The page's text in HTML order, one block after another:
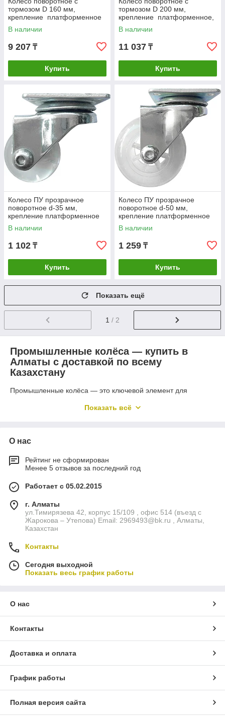
тормозом D 160 мм,
крепление платформенное
Сибртех
В наличии
9 207 ₸
Купить
тормозом D 200 мм,
крепление платформенное,
большегрузное Сибртех
В наличии
11 037 ₸
Купить
Колесо ПУ прозрачное
поворотное d-35 мм,
крепление платформенное
Сибртех
В наличии
1 102 ₸
Купить
Колесо ПУ прозрачное
поворотное d-50 мм,
крепление платформенное
Сибртех
В наличии
1 259 ₸
Купить
Показать ещё
1 / 2
Промышленные колёса — купить в
Алматы с доставкой по всему
Казахстану
Промышленные колёса — это ключевой элемент для
производственного оборудования. У нас вы можете
ресурса эксплуатации.
платформ, станков и оборудования
интенсивные нагрузки и ежедневное использование. Все
позиции подобраны с учётом реальных условий
эксплуатации — от складов и СТО до производственных
цехов и торговых залов.
Какие промышленные колёса вы
найдёте у нас
В ассортименте представлены:
высокой манёвренности;
промышленные колёса с тормозом
надёжной фиксации оборудования;
грузоподъёмные колёса
платформ;
колёса разного диаметра для ровных и неровных
Всеколёса промышленного назначения
Преимущества промышленных колёс
Показать всё
О нас
Рейтинг не сформирован
Менее 5 отзывов за последний год
Работает с 05.02.2015
г. Алматы
ул.Тимирязева 42, корпус 15/109 , офис 514 (въезд с
Жарокова – Утепова) Email: 2969493@bk.ru , Алматы,
Казахстан
Контакты
Сегодня выходной
Показать весь график работы
О нас
Контакты
Доставка и оплата
График работы
Полная версия сайта